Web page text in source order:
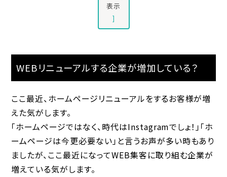
表示
]
WEBリニューアルする企業が増加している？
ここ最近、ホームページリニューアルをするお客様が増
えた気がします。
「ホームページではなく、時代はInstagramでしょ！」「ホ
ームページは今更必要ない」と言うお声が多い時もあり
ましたが、ここ最近になってWEB集客に取り組む企業が
増えている気がします。